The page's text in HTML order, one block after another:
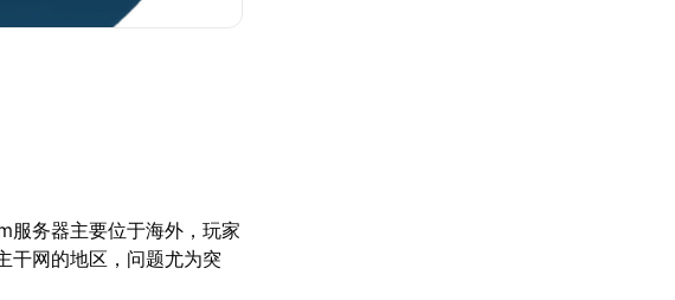
服务器主要位于海外，玩家
干网的地区，问题尤为突